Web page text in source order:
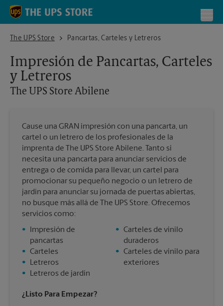
Skip to content
Return to Nav
The UPS Store
The UPS Store AbilenePancartas, Carteles y Letreros
Impresión de Pancartas, Carteles
y Letreros
The UPS Store Abilene
Cause una GRAN impresión con una pancarta, un
cartel o un letrero de los profesionales de la
imprenta de The UPS Store Abilene. Tanto si
necesita una pancarta para anunciar servicios de
entrega o de comida para llevar, un cartel para
promocionar su pequeño negocio o un letrero de
jardín para anunciar su jornada de puertas abiertas,
no busque más allá de The UPS Store. Ofrecemos
servicios como:
•
Impresión de
pancartas
• Carteles
•
Letreros
•
Letreros de jardín
• Carteles de vinilo
duraderos
• Carteles de vinilo para
exteriores
¿Listo Para Empezar?